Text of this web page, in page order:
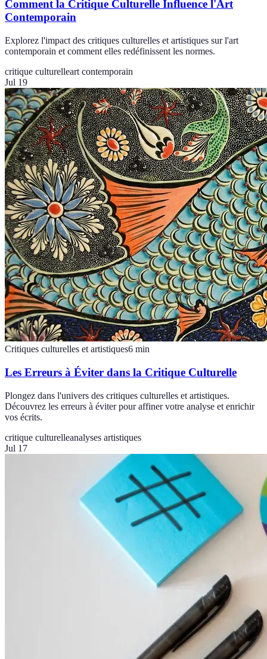
Comment la Critique Culturelle Influence l'Art
Contemporain
Explorez l'impact des critiques culturelles et artistiques sur l'art
contemporain et comment elles redéfinissent les normes.
critique culturelleart contemporain
Jul 19
Critiques culturelles et artistiques6 min
Les Erreurs à Éviter dans la Critique Culturelle
Plongez dans l'univers des critiques culturelles et artistiques.
Découvrez les erreurs à éviter pour affiner votre analyse et enrichir
vos écrits.
critique culturelleanalyses artistiques
Jul 17